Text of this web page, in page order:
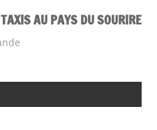
AU PAYS DU SOURIRE